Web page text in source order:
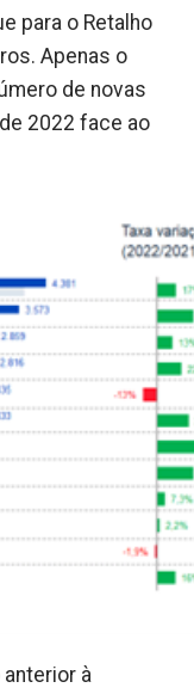
para o Retalho
Apenas o
de novas
2022 face ao
à